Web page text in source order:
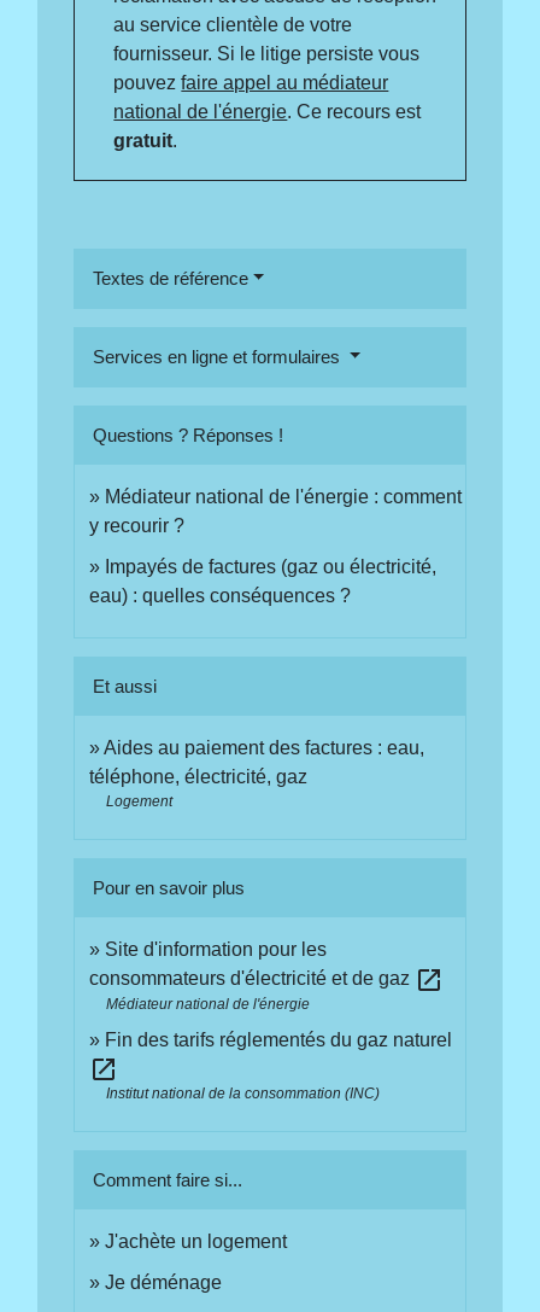
au service clientèle de votre
fournisseur. Si le litige persiste vous
pouvezfaire appel au médiateur
national de l'énergie. Ce recours est
gratuit.
Textes de référence
Services en ligne et formulaires
Questions ? Réponses !
Médiateur national de l'énergie : comment
y recourir ?
Impayés de factures (gaz ou électricité,
eau) : quelles conséquences ?
Et aussi
Aides au paiement des factures : eau,
téléphone, électricité, gaz
Logement
Pour en savoir plus
Site d'information pour les
consommateurs d'électricité et de gaz open_in_new
Médiateur national de l'énergie
Fin des tarifs réglementés du gaz naturel
open_in_new
Institut national de la consommation (INC)
Comment faire si...
J'achète un logement
Je déménage